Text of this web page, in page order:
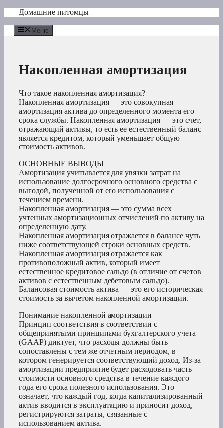
Перейти
содержимому
Домашние питомцы
Меню
Накопленная амортизация
Что такое накопленная амортизация?
Накопленная амортизация — это совокупная
амортизация актива до определенного момента его
срока службы. Накопленная амортизация — это счет,
отражающий активы, то есть ее естественный баланс
является кредитом, который уменьшает общую
стоимость активов.
ОСНОВНЫЕ ВЫВОДЫ
Амортизация учитывается для увязки затрат на
использование долгосрочного основного средства с
выгодой, полученной от его использования с
течением времени.
Накопленная амортизация — это сумма всех
учтенных амортизационных отчислений по активу на
определенную дату.
Накопленная амортизация отражается в балансе чуть
ниже соответствующей строки основных средств.
Накопленная амортизация отражается как
противоположный актив, который имеет
естественное кредитовое сальдо (в отличие от счетов
активов с естественным дебетовым сальдо).
Балансовая стоимость актива — это его историческая
стоимость за вычетом накопленной амортизации.
Понимание накопленной амортизации
Принцип соответствия в соответствии с
общепринятыми принципами бухгалтерского учета
(GAAP) диктует, что расходы должны быть
сопоставлены с тем же отчетным периодом, в
котором генерируется соответствующий доход. Из-за
амортизации предприятие будет расходовать часть
стоимости основного средства в течение каждого
года его срока полезного использования. Это
означает, что каждый год, когда капитализированный
актив вводится в эксплуатацию и приносит доход,
регистрируются затраты, связанные с
использованием актива.